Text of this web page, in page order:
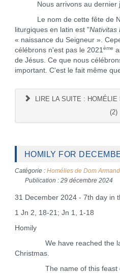
Nous arrivons au dernier
Le nom de cette fête de
liturgiques en latin est "Nativitas
« naissance du Seigneur ».
célébrons n'est pas le 2021ème
de Jésus. Ce que nous
important. C'est le fait même
LIRE LA SUITE :
(2)
HOMILY FOR
Catégorie : Homélies de Dom
Publication : 29 décembre 2024
31 December 2024 - 7th day in
1 Jn 2, 18-21; Jn 1, 1-18
Homily
We have reached the last
Christmas.
The name of this feast of